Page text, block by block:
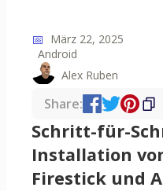
📅 März 22, 2025
Android
Alex Ruben
Share:
Schritt-für-
Installation
Firestick und